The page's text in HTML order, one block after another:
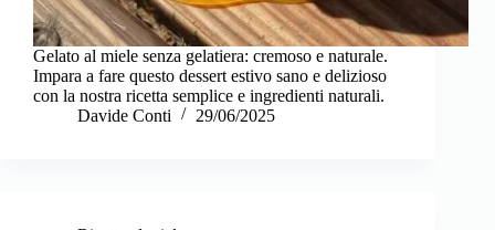
Gelato al miele senza gelatiera: cremoso e naturale.
Impara a fare questo dessert estivo sano e delizioso
con la nostra ricetta semplice e ingredienti naturali.
Davide Conti
29/06/2025